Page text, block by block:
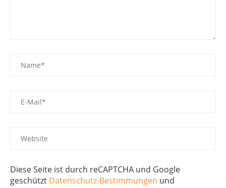
Diese Seite ist durch reCAPTCHA und Google
geschützt Datenschutz-Bestimmungen und